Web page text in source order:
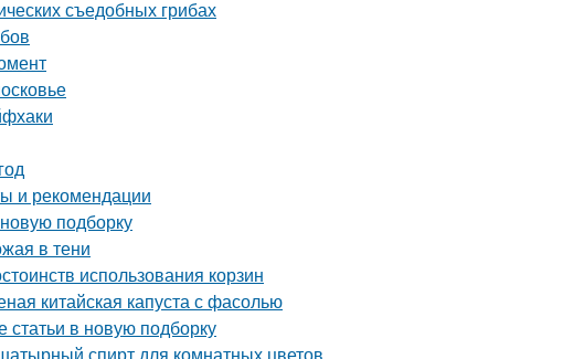
съедобных грибах
и рекомендации
подборку
в тени
использования корзин
китайская капуста с фасолью
в новую подборку